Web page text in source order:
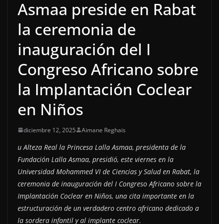
Asmaa preside en Rabat
la ceremonia de
inauguración del I
Congreso Africano sobre
la Implantación Coclear
en Niños
diciembre 12, 2025 Aimane Reghais
u Alteza Real la Princesa Lalla Asmaa, presidenta de la
Fundación Lalla Asmaa, presidió, este viernes en la
Universidad Mohammed VI de Ciencias y Salud en Rabat, la
ceremonia de inauguración del I Congreso Africano sobre la
Implantación Coclear en Niños, una cita importante en la
estructuración de un verdadero centro africano dedicado a
la sordera infantil y al implante coclear.